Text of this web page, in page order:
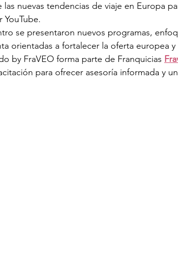
las nuevas tendencias de viaje en Europa
se presentaron nuevos programas,
orientadas a fortalecer la oferta europea
by FraVEO forma parte de Franquicias
para ofrecer asesoría informada y